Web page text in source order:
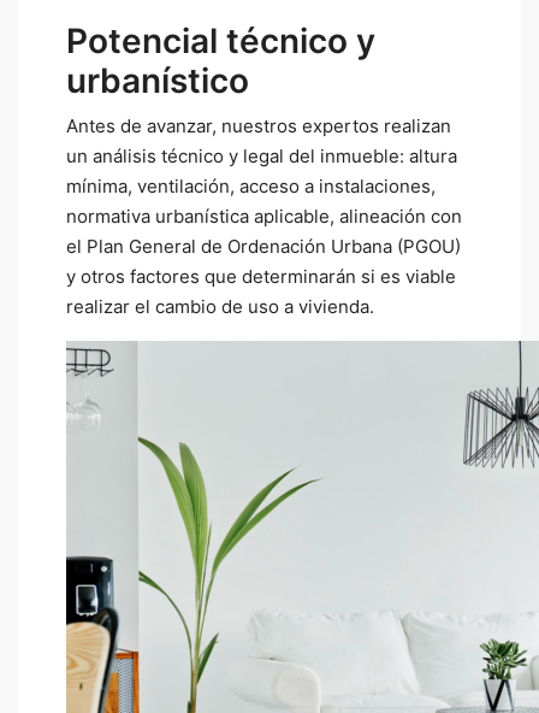
Potencial técnico y
urbanístico
Antes de avanzar, nuestros expertos realizan
un análisis técnico y legal del inmueble: altura
mínima, ventilación, acceso a instalaciones,
normativa urbanística aplicable, alineación con
el Plan General de Ordenación Urbana (PGOU)
y otros factores que determinarán si es viable
realizar el cambio de uso a vivienda.